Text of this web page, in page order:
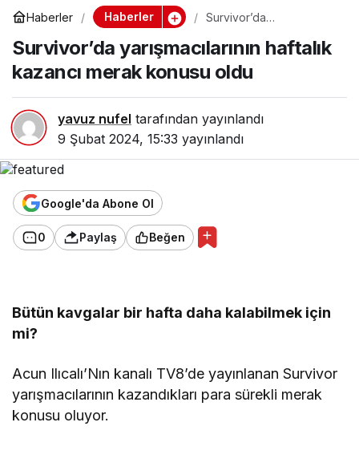
Haberler Haberler
Survivor’da
kazancı merak konusu
oldu
Survivor’da yarışmacılarının haftalık
kazancı merak konusu oldu
yavuz nufel tarafından yayınlandı
9 Şubat 2024, 15:33 yayınlandı
Google'da Abone Ol
0 Paylaş Beğen
Bütün kavgalar bir hafta daha kalabilmek için
mi?
Acun Ilıcalı’Nın kanalı TV8’de yayınlanan Survivor
yarışmacılarının kazandıkları para sürekli merak
konusu oluyor.